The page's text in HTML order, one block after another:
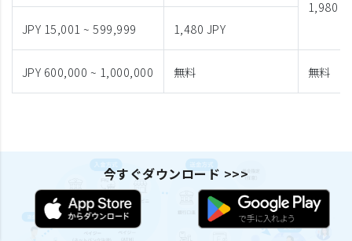
1,980
JPY 15,001 ~ 599,999
1,480 JPY
JPY 600,000 ~ 1,000,000 無料 無料
今すぐダウンロード >>>